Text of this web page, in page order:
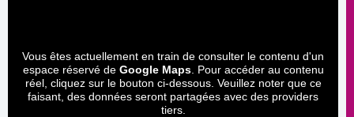
Vous êtes actuellement en train de consulter le contenu d'un
espace réservé de Google Maps. Pour accéder au contenu
réel, cliquez sur le bouton ci-dessous. Veuillez noter que ce
faisant, des données seront partagées avec des providers
tiers.